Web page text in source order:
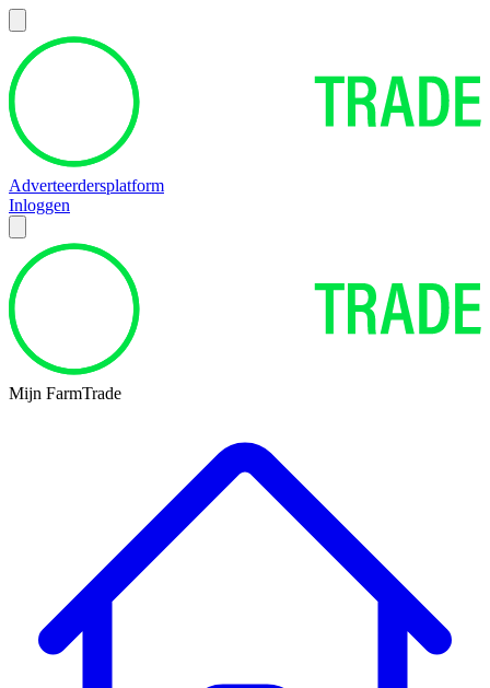
Adverteerdersplatform
Inloggen
Mijn FarmTrade